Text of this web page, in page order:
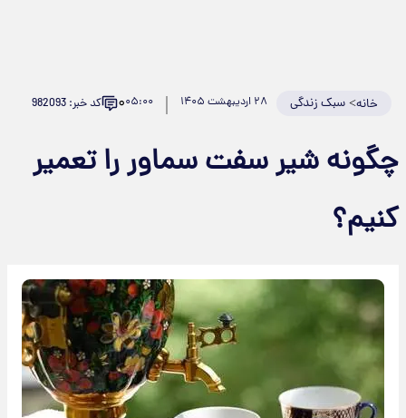
خانه>سبک زندگی ۲۸ اردیبهشت ۱۴۰۵ ۰۵:۰۰۰ کد خبر: 982093
شیر سفت سماور را تعمیر